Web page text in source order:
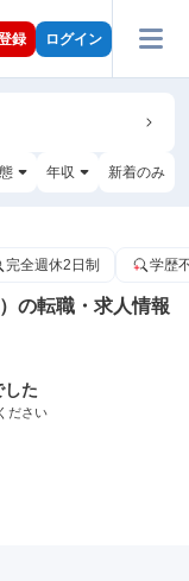
録 ログイン
年収 新着のみ
完全週休2日制 学歴
の転職・求人情報
した
ださい